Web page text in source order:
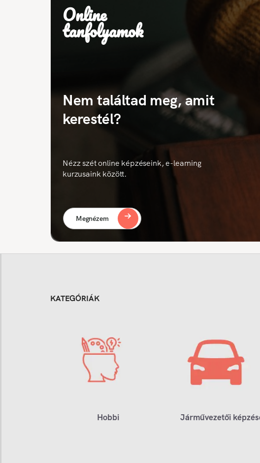
Online
tanfolyamok
Nem találtad meg, amit
kerestél?
Nézz szét online képzéseink, e-learning
kurzusaink között.
Megnézem
KATEGÓRIÁK
Hobbi Járművezetői